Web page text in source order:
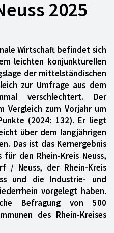
2025
Wirtschaft befindet sich
leichten konjunkturellen
der mittelständischen
zur Umfrage aus dem
verschlechtert. Der
Vergleich zum Vorjahr um
(2024: 132). Er liegt
über dem langjährigen
Das ist das Kernergebnis
den Rhein-Kreis Neuss,
/ Neuss, der Rhein-Kreis
und die Industrie- und
vorgelegt haben.
Befragung von 500
des Rhein-Kreises